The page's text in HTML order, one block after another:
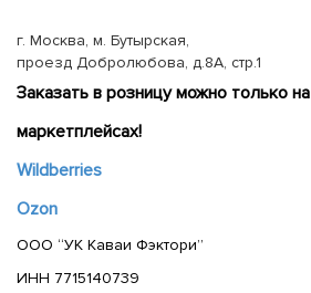
г. Москва, м. Бутырская,
проезд Добролюбова, д.8А, стр.1
Заказать в розницу можно только на
маркетплейсах!
Wildberries
Ozon
ООО “УК Каваи Фэктори”
ИНН 7715140739